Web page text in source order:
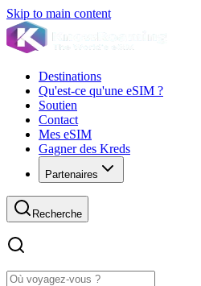
Skip to main content
Destinations
Qu'est-ce qu'une eSIM ?
Soutien
Contact
Mes eSIM
Gagner des Kreds
Partenaires
Recherche